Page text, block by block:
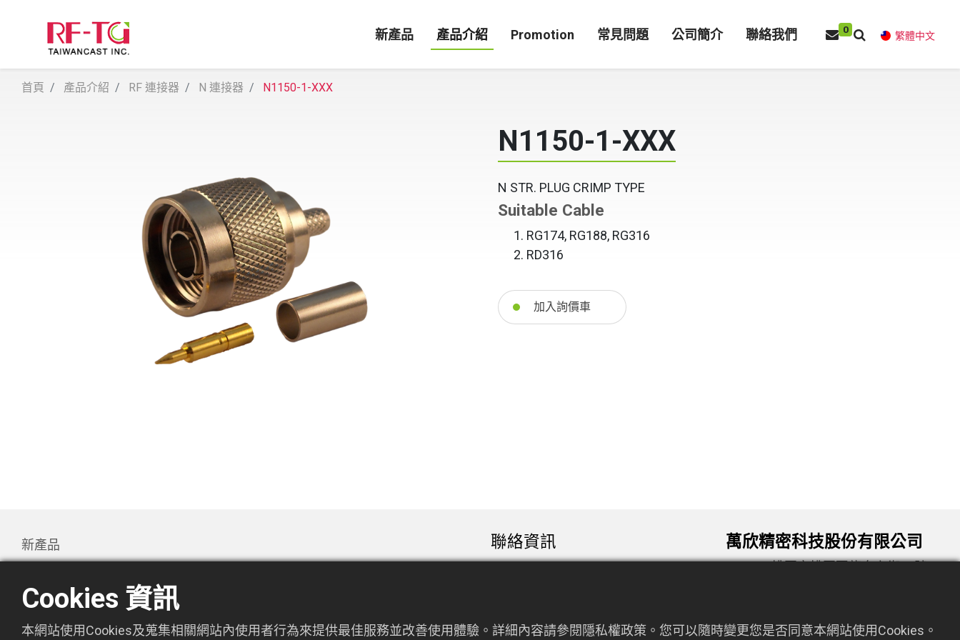
新產品 產品介紹 Promotion 常見問題 公司簡介 聯絡我們 0
繁體中文
首頁 產品介紹 RF 連接器 N 連接器 N1150-1-XXX
N1150-1-XXX
N STR. PLUG CRIMP TYPE
Suitable Cable
RG174, RG188, RG316
RD316
加入詢價車
新產品
Promotion
聯絡資訊 萬欣精密科技股份有限公司
Cookies 資訊
本網站使用Cookies及蒐集相關網站內使用者行為來提供最佳服務並改善使用體驗。詳細內容請參閱隱私權政策。您可以隨時變更您是否同意本網站使用Cookies。